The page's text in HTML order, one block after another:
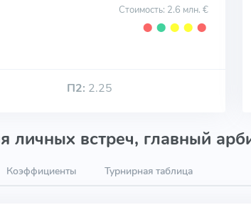
Стоимость: 2.6 млн. €
⬤ ⬤ ⬤ ⬤ ⬤
П2: 2.25
личных встреч, главный
Коэффициенты Турнирная таблица